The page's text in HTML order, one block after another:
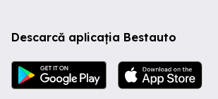
Descarcă aplicația Bestauto